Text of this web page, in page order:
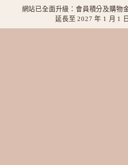
網站已全面升級：會員積分及購物
延長至 2027 年 1